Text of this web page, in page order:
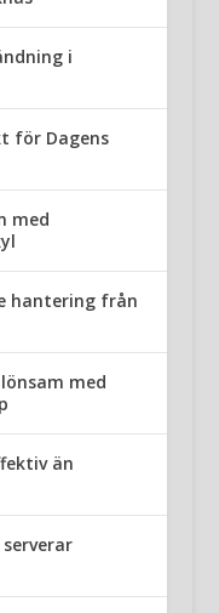
i
för Dagens
med
hantering från
med
än